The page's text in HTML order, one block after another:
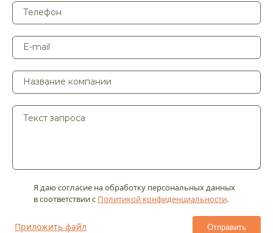
Я даю согласие на обработку персональных данных
в соответствии с Политикой конфиденциальности.
Приложить файл